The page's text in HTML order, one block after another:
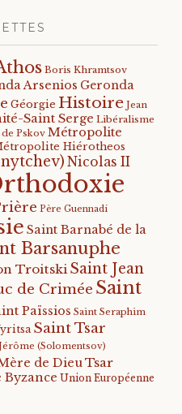
Boris Khramtsov
Arsenios Geronda
Géorgie Histoire Jean
Saint Serge Libéralisme
Pskov Métropolite
Hiérotheos
Nicolas II
Père Guennadi
Saint Barnabé de la
Barsanuphe
Troitski Saint Jean
de Crimée Saint
Païssios Saint Seraphim
Saint Tsar
(Solomentsov)
de DieuTsar
Union Européenne